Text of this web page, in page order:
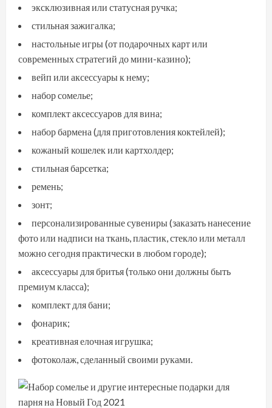
эксклюзивная или статусная ручка;
стильная зажигалка;
настольные игры (от подарочных карт или
современных стратегий до мини-казино);
вейп или аксессуары к нему;
набор сомелье;
комплект аксессуаров для вина;
набор бармена (для приготовления коктейлей);
кожаный кошелек или картхолдер;
стильная барсетка;
ремень;
зонт;
персонализированные сувениры (заказать нанесение
фото или надписи на ткань, пластик, стекло или металл
можно сегодня практически в любом городе);
аксессуары для бритья (только они должны быть
премиум класса);
комплект для бани;
фонарик;
креативная елочная игрушка;
фотоколаж, сделанный своими руками.